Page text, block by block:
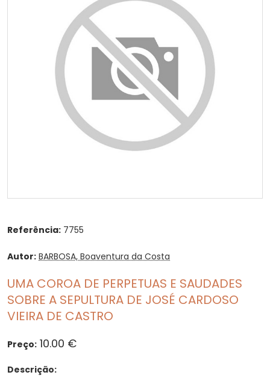
Referência: 7755
Autor: BARBOSA, Boaventura da Costa
UMA COROA DE PERPETUAS E SAUDADES
SOBRE A SEPULTURA DE JOSÉ CARDOSO
VIEIRA DE CASTRO
Preço: 10.00 €
Descrição: